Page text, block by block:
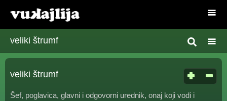
veliki štrumf
veliki štrumf
Šef, poglavica, glavni i odgovorni urednik, onaj koji vodi i